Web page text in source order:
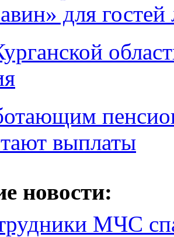
для гостей
выплаты
новости:
МЧС